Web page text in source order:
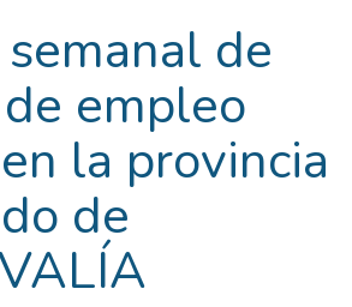
de
empleo
la provincia
de